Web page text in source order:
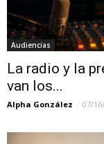
Audiencias
La radio y la
van los...
Alpha González - 07/